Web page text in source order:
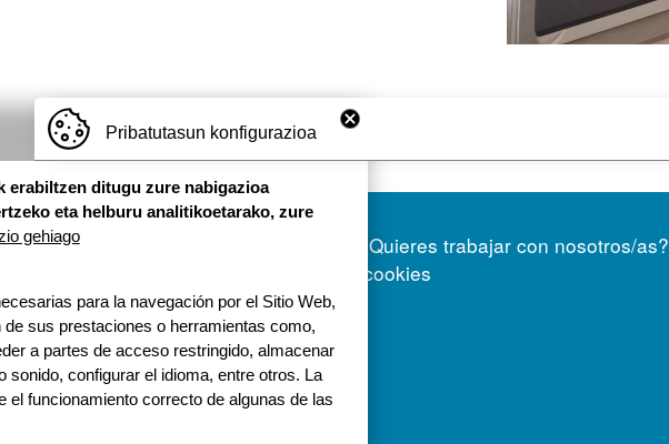
Abeslari Kalea, 8
Orio, Gipuzkoa
83 47 04 | E: orio@ikastola.eus
ORRI-OINAQuieres trabajar con nosotros/as?
Politica de cookies
Pribatutasun konfigurazioa
erabiltzen ditugu zure nabigazioa
eta helburu analitikoetarako, zure
gehiago
para la navegación por el Sitio Web,
sus prestaciones o herramientas como,
a partes de acceso restringido, almacenar
sonido, configurar el idioma, entre otros. La
funcionamiento correcto de algunas de las